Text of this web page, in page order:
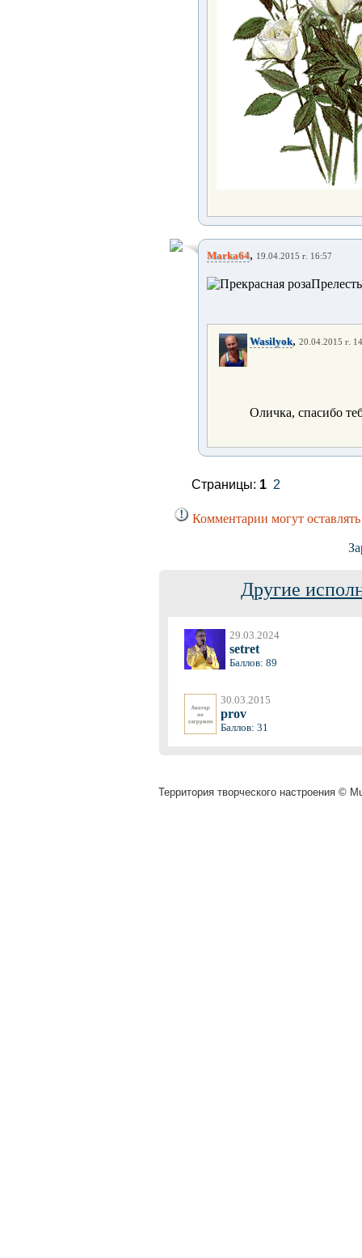
Marka64, 19.04.2015 г. 16:57
Wasilyok, 20.04.2015 г.
Оличка, спасибо
Страницы: 1 2
Комментарии могут
Другие
29.03.2024
setret
Баллов: 89
30.03.2015
prov
Баллов: 31
Территория творческого настроения ©